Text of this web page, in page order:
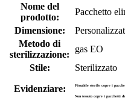
Nome del
prodotto:
Pacchetto
Dimensione:
Metodo di
sterilizzazione:
gas EO
Stile:
Sterilizzato
Evidenziare: Fissabile sterile copre i
Non tessuto copre i pacchetti